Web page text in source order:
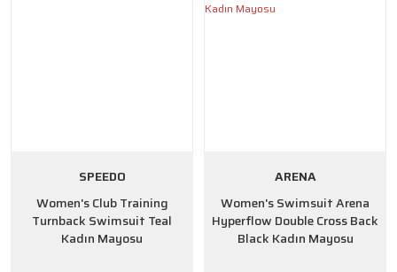
SPEEDO
Women's Club Training
Turnback Swimsuit Teal
Kadın Mayosu
ARENA
Women's Swimsuit Arena
Hyperflow Double Cross Back
Black Kadın Mayosu